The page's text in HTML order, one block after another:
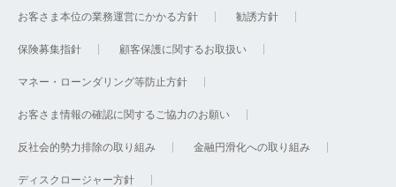
お客さま本位の業務運営にかかる方針 勧誘方針
保険募集指針 顧客保護に関するお取扱い
マネー・ローンダリング等防止方針
お客さま情報の確認に関するご協力のお願い
反社会的勢力排除の取り組み 金融円滑化への取り組み
ディスクロージャー方針